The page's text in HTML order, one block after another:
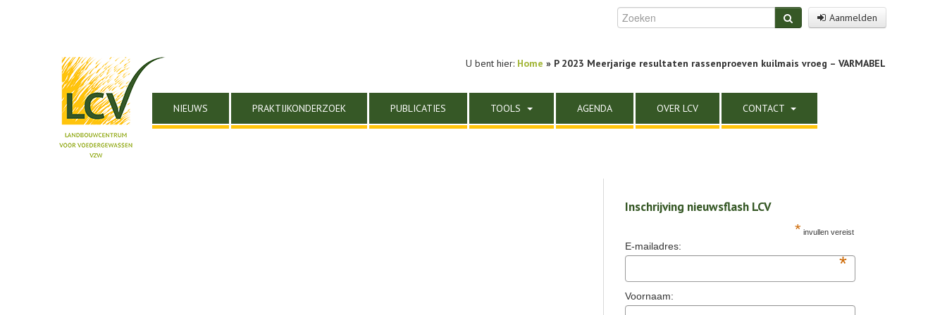
Aanmelden
U bent hier: Home » P 2023 Meerjarige resultaten rassenproeven kuilmais vroeg – VARMABEL
NIEUWS PRAKTIJKONDERZOEK PUBLICATIES TOOLS AGENDA OVER LCV CONTACT
Inschrijving nieuwsflash LCV
* invullen vereist
E-mailadres:
*
Voornaam: